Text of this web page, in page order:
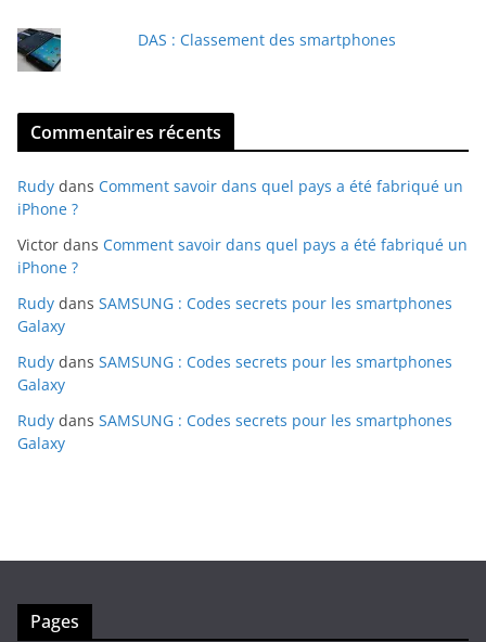
DAS : Classement des smartphones
Commentaires récents
Rudy dans Comment savoir dans quel pays a été fabriqué un
iPhone ?
Victor dans Comment savoir dans quel pays a été fabriqué un
iPhone ?
Rudy dans SAMSUNG : Codes secrets pour les smartphones
Galaxy
Rudy dans SAMSUNG : Codes secrets pour les smartphones
Galaxy
Rudy dans SAMSUNG : Codes secrets pour les smartphones
Galaxy
Pages